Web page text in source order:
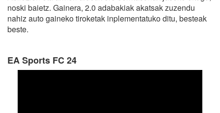
noski baietz. Gainera, 2.0 adabakiak akatsak zuzendu
nahiz auto gaineko tiroketak inplementatuko ditu, besteak
beste.
EA Sports FC 24